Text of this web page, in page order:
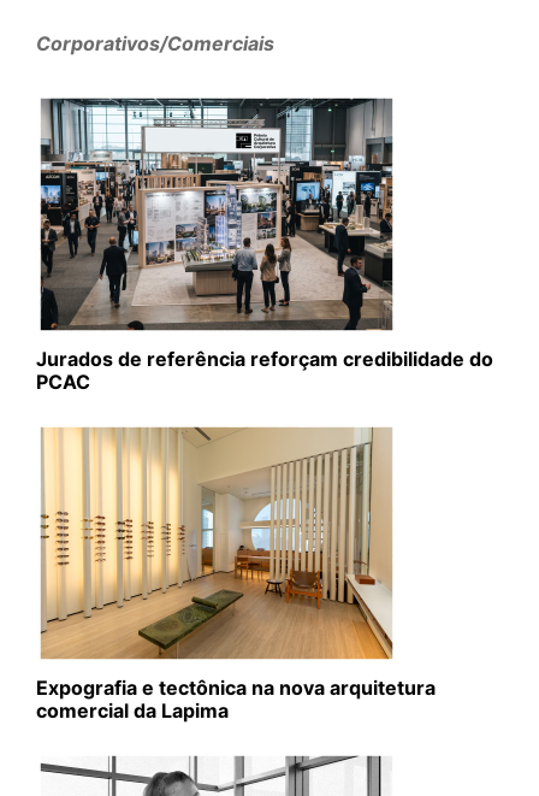
Corporativos/Comerciais
Jurados de referência reforçam credibilidade do
PCAC
Expografia e tectônica na nova arquitetura
comercial da Lapima